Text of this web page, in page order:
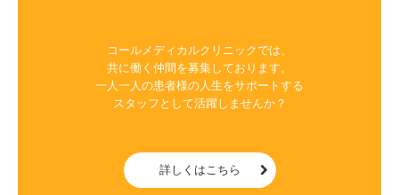
コールメディカルクリニックでは、
共に働く仲間を募集しております。
一人一人の患者様の人生をサポートする
スタッフとして活躍しませんか？
詳しくはこちら